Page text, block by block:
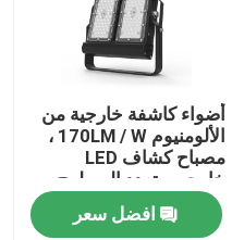
أضواء كاشفة خارجية من
الألومنيوم 170LM / W ،
مصباح كشاف LED
خارجي متعدد السطوح
افضل سعر